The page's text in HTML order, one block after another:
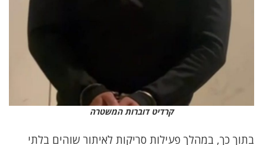
קרדיט דוברות המשטרה
בתוך כך, במהלך פעילות סריקות לאיתור שוהים בלתי